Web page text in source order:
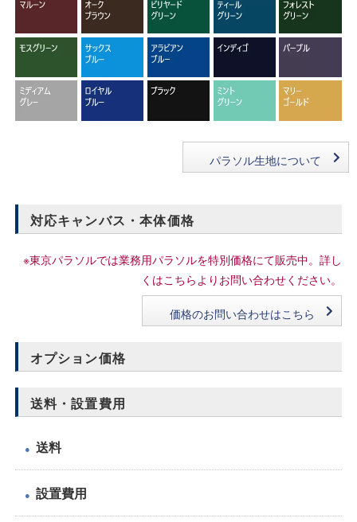
パラソル生地について
対応キャンバス・本体価格
※東京パラソルでは業務用パラソルを特別価格にて販売中。詳し
くはこちらよりお問い合わせください。
価格のお問い合わせはこちら
オプション価格
送料・設置費用
● 送料
● 設置費用